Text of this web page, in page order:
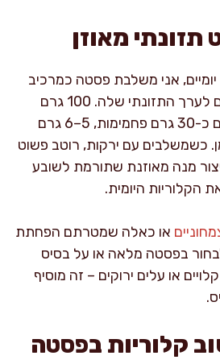
מאוזן
אני משלבת פסטה כמרכיב
פחמימתי מרכזי בהתאם לערך התזונתי שלה. 100 גרם
פסטה מבושלת מספקים כ-30 גרם פחמימות, 5–6 גרם
כשמשלבים עם ירקות, רוטב פשוט
מנה מאוזנת שתורמת לשובע
הקלוריות היומית.
או כאלה שמטרתם הפחתת
בפסטה מלאה או על בסיס
או עלים ירוקים – זה מוסיף
קלוריות בפסטה